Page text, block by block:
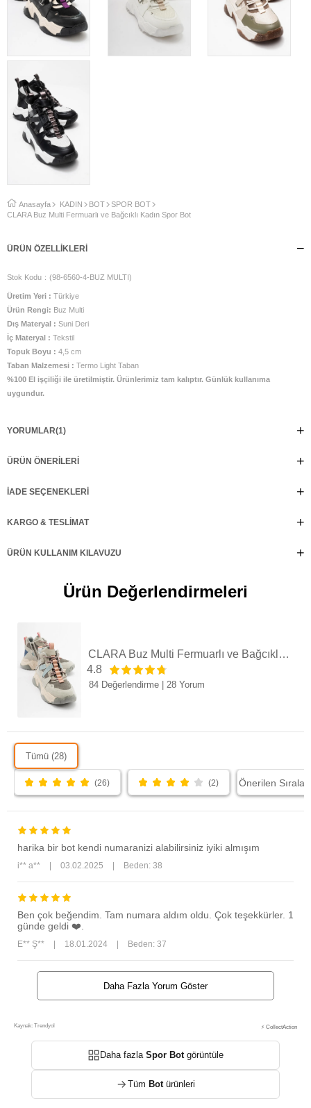
Anasayfa KADIN BOT
SPOR BOT
CLARA Buz Multi Fermuarlı ve Bağcıklı Kadın Spor Bot
ÜRÜN ÖZELLIKLERI
Stok Kodu (98-6560-4-BUZ MULTI)
Üretim Yeri : Türkiye
Ürün Rengi: Buz Multi
Dış Materyal : Suni Deri
İç Materyal : Tekstil
Topuk Boyu : 4,5 cm
Taban Malzemesi : Termo Light Taban
%100 El işçiliği ile üretilmiştir. Ürünlerimiz tam kalıptır. Günlük kullanıma
uygundur.
YORUMLAR(1)
ÜRÜN ÖNERILERI
İADE SEÇENEKLERI
KARGO & TESLIMAT
ÜRÜN KULLANIM KILAVUZU
Ürün Değerlendirmeleri
CLARA Buz Multi Fermuarlı ve Bağcıklı Kadın Spor Bot
4.8
84 Değerlendirme | 28 Yorum
Tümü (28)
(26) (2)
harika bir bot kendi numaranizi alabilirsiniz iyiki almışım
i** a** 03.02.2025 Beden: 38
Ben çok beğendim. Tam numara aldım oldu. Çok teşekkürler. 1
günde geldi ❤️.
E** Ş** 18.01.2024 Beden: 37
Daha Fazla Yorum Göster
Kaynak: Trendyol ⚡ CollectAction
Daha fazla Spor Botgörüntüle
Tüm Botürünleri